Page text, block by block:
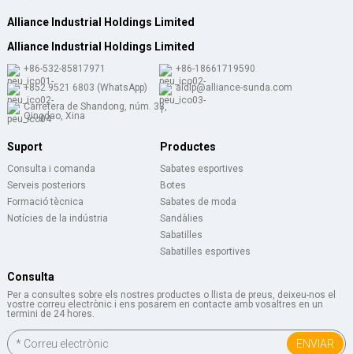
Alliance Industrial Holdings Limited
Alliance Industrial Holdings Limited
+86-532-85817971
+86-18661719590
+852 9521 6803 (WhatsApp)
aldlp@alliance-sunda.com
Carretera de Shandong, núm. 33,
Qingdao, Xina
Suport
Consulta i comanda
Serveis posteriors
Formació tècnica
Notícies de la indústria
Productes
Sabates esportives
Botes
Sabates de moda
Sandàlies
Sabatilles
Sabatilles esportives
Consulta
Per a consultes sobre els nostres productes o llista de preus, deixeu-nos el
vostre correu electrònic i ens posarem en contacte amb vosaltres en un
termini de 24 hores.
ENVIAR